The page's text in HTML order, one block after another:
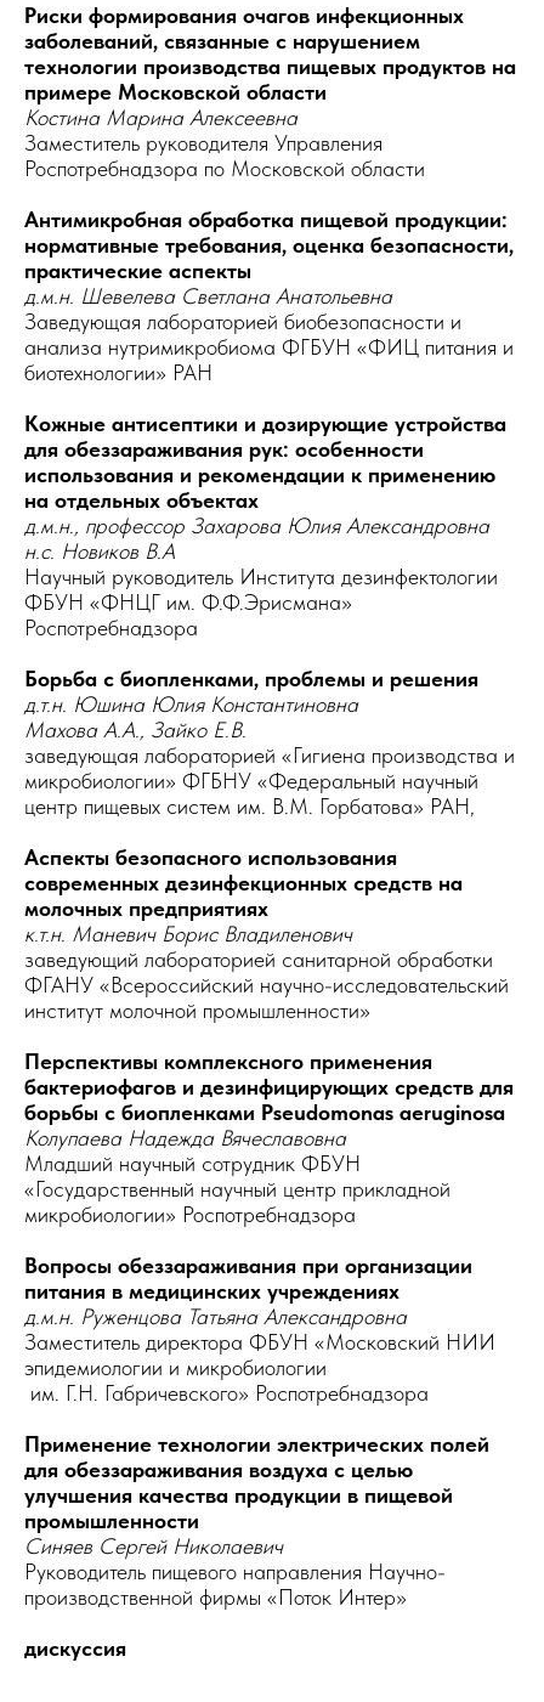
Риски формирования очагов инфекционных
заболеваний, связанные с нарушением
технологии производства пищевых продуктов на
примере Московской области
Костина Марина Алексеевна
Заместитель руководителя Управления
Роспотребнадзора по Московской области
Антимикробная обработка пищевой продукции:
нормативные требования, оценка безопасности,
практические аспекты
д.м.н. Шевелева Светлана Анатольевна
Заведующая лабораторией биобезопасности и
анализа нутримикробиома ФГБУН «ФИЦ питания и
биотехнологии» РАН
Кожные антисептики и дозирующие устройства
для обеззараживания рук: особенности
использования и рекомендации к применению
на отдельных объектах
д.м.н., профессор Захарова Юлия Александровна
н.с. Новиков В.А
Научный руководитель Института дезинфектологии
ФБУН «ФНЦГ им. Ф.Ф.Эрисмана»
Роспотребнадзора
Борьба с биопленками, проблемы и решения
д.т.н. Юшина Юлия Константиновна
Махова А.А., Зайко Е.В.
заведующая лабораторией «Гигиена производства и
микробиологии» ФГБНУ «Федеральный научный
центр пищевых систем им. В.М. Горбатова» РАН,
Аспекты безопасного использования
современных дезинфекционных средств на
молочных предприятиях
к.т.н. Маневич Борис Владиленович
заведующий лабораторией санитарной обработки
ФГАНУ «Всероссийский научно-исследовательский
институт молочной промышленности»
Перспективы комплексного применения
бактериофагов и дезинфицирующих средств для
борьбы с биопленками Pseudomonas aeruginosa
Колупаева Надежда Вячеславовна
Младший научный сотрудник ФБУН
«Государственный научный центр прикладной
микробиологии» Роспотребнадзора
Вопросы обеззараживания при организации
питания в медицинских учреждениях
д.м.н. Руженцова Татьяна Александровна
Заместитель директора ФБУН «Московский НИИ
эпидемиологии и микробиологии
им. Г.Н. Габричевского» Роспотребнадзора
Применение технологии электрических полей
для обеззараживания воздуха с целью
улучшения качества продукции в пищевой
промышленности
Синяев Сергей Николаевич
Руководитель пищевого направления Научно-
производственной фирмы «Поток Интер»
дискуссия